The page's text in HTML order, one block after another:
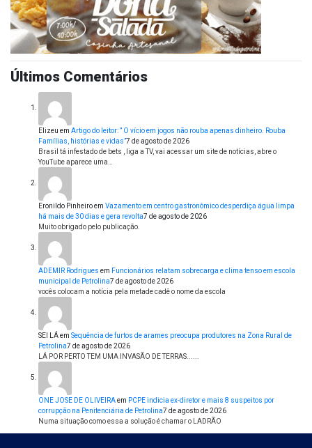
Últimos Comentários
Elizeu em Artigo do leitor: ” O vício em jogos não rouba apenas dinheiro. Rouba
Famílias, histórias e vidas”7 de agosto de 2026
Brasil tá infestado de bets , liga a TV, vai acessar um site de notícias, abre o
YouTube aparece uma…
Eronildo Pinheiroem Vazamento em centro gastronômico desperdiça água limpa
há mais de 30 dias e gera revolta7 de agosto de 2026
Muito obrigado pelo publicação.
ADEMIR Rodrigues em Funcionários relatam sobrecarga e clima tenso em escola
municipal de Petrolina7 de agosto de 2026
vocês colocam a notícia pela metade cadê o nome da escola
SEI LÁem Sequência de furtos de arames preocupa produtores na Zona Rural de
Petrolina7 de agosto de 2026
LÁ POR PERTO TEM UMA INVASÃO DE TERRAS......
ONE JOSE DE OLIVEIRAem PCPE indicia ex-diretor e mais 8 suspeitos por
corrupção na Penitenciária de Petrolina7 de agosto de 2026
Numa situação como essa a solução é chamar o LADRÃO